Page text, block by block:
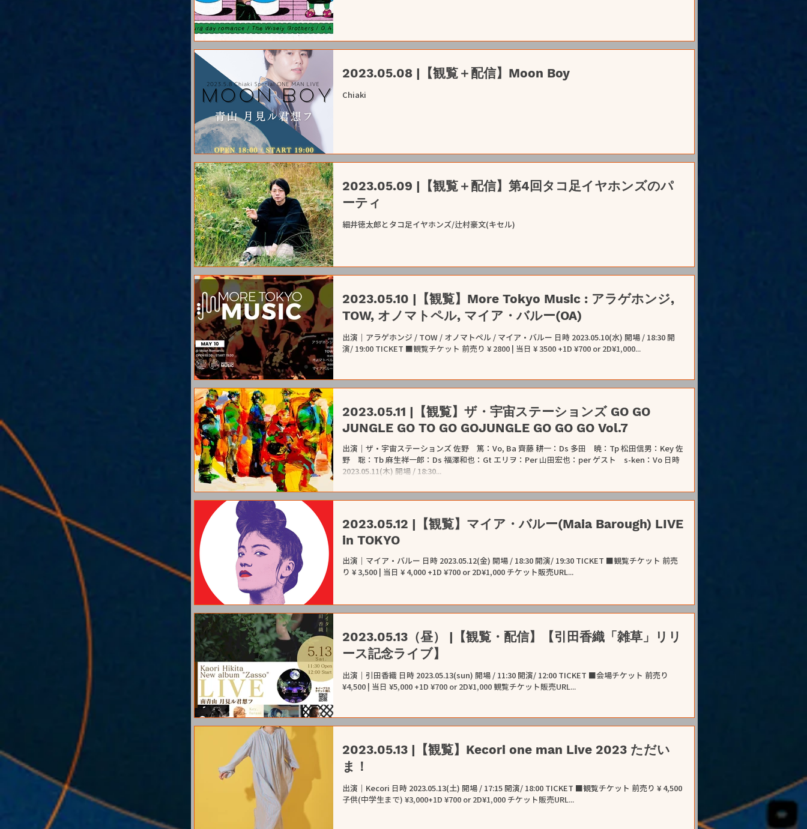
2023.05.08 |【観覧＋配信】Moon Boy
Chiaki
2023.05.09 |【観覧＋配信】第4回タコ足イヤホンズのパ
ーティ
細井徳太郎とタコ足イヤホンズ/辻村豪文(キセル)
2023.05.10 |【観覧】More Tokyo Music : アラゲホンジ,
TOW, オノマトペル, マイア・バルー(OA)
出演｜アラゲホンジ / TOW / オノマトペル / マイア・バルー 日時 2023.05.10(水) 開場 / 18:30 開
演/ 19:00 TICKET ■観覧チケット 前売り ¥ 2800 | 当日 ¥ 3500 +1D ¥700 or 2D¥1,000...
2023.05.11 |【観覧】ザ・宇宙ステーションズ GO GO
JUNGLE GO TO GO GOJUNGLE GO GO GO Vol.7
出演｜ザ・宇宙ステーションズ 佐野 篤：Vo, Ba 齊藤 耕一：Ds 多田 暁：Tp 松田信男：Key 佐
野 聡：Tb 麻生祥一郎：Ds 福澤和也：Gt エリヲ：Per 山田宏也：per ゲスト s-ken：Vo 日時
2023.05.11(木) 開場 / 18:30...
2023.05.12 |【観覧】マイア・バルー(Maia Barough) LIVE
in TOKYO
出演｜マイア・バルー 日時 2023.05.12(金) 開場 / 18:30 開演/ 19:30 TICKET ■観覧チケット 前売
り ¥ 3,500 | 当日 ¥ 4,000 +1D ¥700 or 2D¥1,000 チケット販売URL...
2023.05.13（昼） |【観覧・配信】【引田香織「雑草」リリ
ース記念ライブ】
出演｜引田香織 日時 2023.05.13(sun) 開場 / 11:30 開演/ 12:00 TICKET ■会場チケット 前売り
¥4,500 | 当日 ¥5,000 +1D ¥700 or 2D¥1,000 観覧チケット販売URL...
2023.05.13 |【観覧】Kecori one man Live 2023 ただい
ま！
出演｜Kecori 日時 2023.05.13(土) 開場 / 17:15 開演/ 18:00 TICKET ■観覧チケット 前売り ¥ 4,500
子供(中学生まで) ¥3,000+1D ¥700 or 2D¥1,000 チケット販売URL...